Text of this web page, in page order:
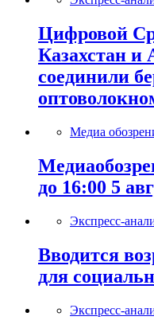
Цифровой
Казахстан и
соединили
Медиа
до 16:00 5
Экспресс-
Вводится
для
Экспресс-